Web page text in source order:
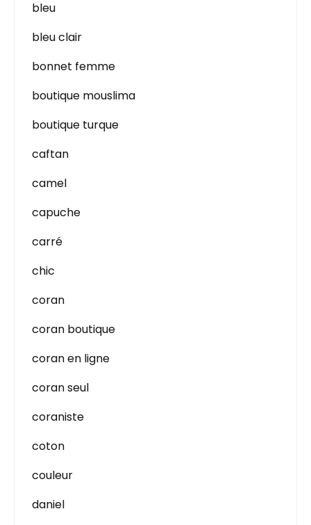
bleu
bleu clair
bonnet femme
boutique mouslima
boutique turque
caftan
camel
capuche
carré
chic
coran
coran boutique
coran en ligne
coran seul
coraniste
coton
couleur
daniel